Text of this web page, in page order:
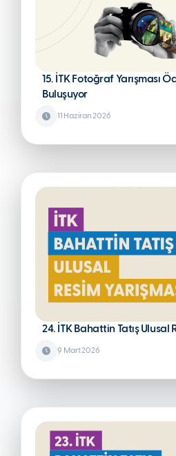
15. İTK Fotoğraf Yarışması
Buluşuyor
11 Haziran 2026
24. İTK Bahattin Tatış Ulusal
9 Mart 2026